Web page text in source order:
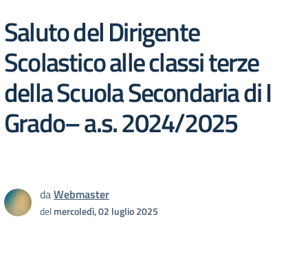
Saluto del Dirigente
Scolastico alle classi terze
della Scuola Secondaria di I
Grado– a.s. 2024/2025
daWebmaster
delmercoledì, 02 luglio 2025